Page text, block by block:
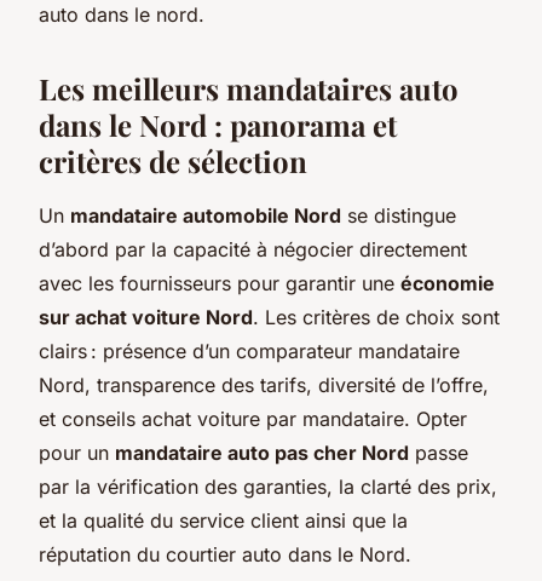
auto dans le nord.
Les meilleurs mandataires auto
dans le Nord : panorama et
critères de sélection
Un mandataire automobile Nord se distingue
d’abord par la capacité à négocier directement
avec les fournisseurs pour garantir une économie
sur achat voiture Nord. Les critères de choix sont
clairs : présence d’un comparateur mandataire
Nord, transparence des tarifs, diversité de l’offre,
et conseils achat voiture par mandataire. Opter
pour un mandataire auto pas cher Nord passe
par la vérification des garanties, la clarté des prix,
et la qualité du service client ainsi que la
réputation du courtier auto dans le Nord.